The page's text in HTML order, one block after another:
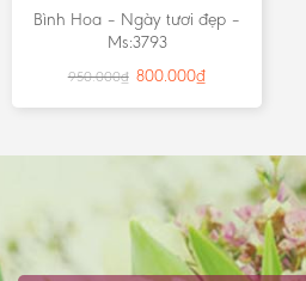
Bình Hoa – Ngày tươi đẹp –
Ms:3793
950.000₫ 800.000₫